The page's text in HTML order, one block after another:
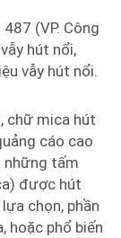
(VP. Công
hút nổi,
vẫy hút nổi.
chữ mica hút
cáo cao
những tấm
được hút
chọn, phần
hoặc phổ biến